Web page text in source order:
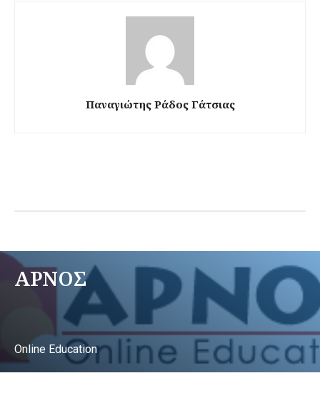
Παναγιώτης Ράδος Γάτσιας
ΑΡΝΟΣ
Online Education